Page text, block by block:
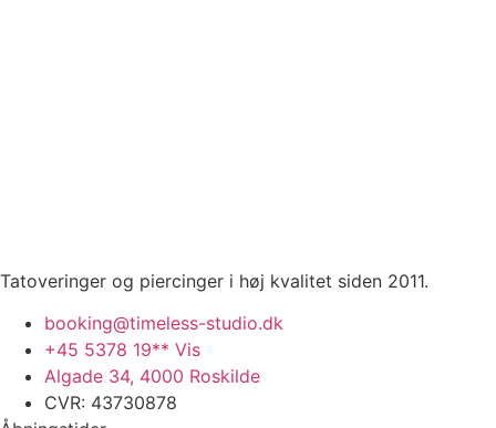
Tatoveringer og piercinger i høj kvalitet siden 2011.
booking@timeless-studio.dk
+45 5378 19** Vis
Algade 34, 4000 Roskilde
CVR: 43730878